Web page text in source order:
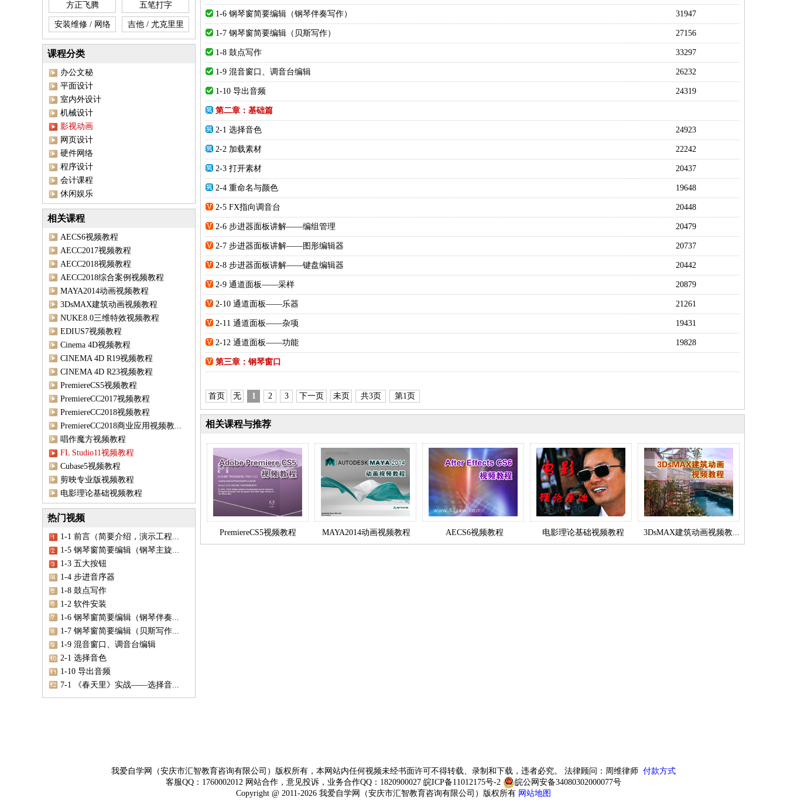
方正飞腾 五笔打字
安装维修 / 网络 吉他 / 尤克里里
课程分类
办公文秘
平面设计
室内外设计
机械设计
影视动画
网页设计
硬件网络
程序设计
会计课程
休闲娱乐
相关课程
AECS6视频教程
AECC2017视频教程
AECC2018视频教程
AECC2018综合案例视频教程
MAYA2014动画视频教程
3DsMAX建筑动画视频教程
NUKE8.0三维特效视频教程
EDIUS7视频教程
Cinema 4D视频教程
CINEMA 4D R19视频教程
CINEMA 4D R23视频教程
PremiereCS5视频教程
PremiereCC2017视频教程
PremiereCC2018视频教程
PremiereCC2018商业应用视频教...
唱作魔方视频教程
FL Studio11视频教程
Cubase5视频教程
剪映专业版视频教程
电影理论基础视频教程
热门视频
1-1 前言（简要介绍，演示工程...
1-5 钢琴窗简要编辑（钢琴主旋...
1-3 五大按钮
1-4 步进音序器
1-8 鼓点写作
1-2 软件安装
1-6 钢琴窗简要编辑（钢琴伴奏...
1-7 钢琴窗简要编辑（贝斯写作...
1-9 混音窗口、调音台编辑
2-1 选择音色
1-10 导出音频
7-1 《春天里》实战——选择音...
1-6 钢琴窗简要编辑（钢琴伴奏写作） 31947
1-7 钢琴窗简要编辑（贝斯写作） 27156
1-8 鼓点写作 33297
1-9 混音窗口、调音台编辑 26232
1-10 导出音频 24319
第二章：基础篇
2-1 选择音色 24923
2-2 加载素材 22242
2-3 打开素材 20437
2-4 重命名与颜色 19648
2-5 FX指向调音台 20448
2-6 步进器面板讲解——编组管理 20479
2-7 步进器面板讲解——图形编辑器 20737
2-8 步进器面板讲解——键盘编辑器 20442
2-9 通道面板——采样 20879
2-10 通道面板——乐器 21261
2-11 通道面板——杂项 19431
2-12 通道面板——功能 19828
第三章：钢琴窗口
首页 无 1 2 3 下一页 未页 共3页 第1页
相关课程与推荐
PremiereCS5视频教程 MAYA2014动画视频教程 AECS6视频教程 电影理论基础视频教程 3DsMAX建筑动画视频教...
我爱自学网（安庆市汇智教育咨询有限公司）版权所有，本网站内任何视频未经书面许可不得转载、录制和下载，违者必究。 法律顾问：周维律师 付款方式
客服QQ：1760002012 网站合作，意见投诉，业务合作QQ：1820900027 皖ICP备11012175号-2
皖公网安备34080302000077号
Copyright @ 2011-2026 我爱自学网（安庆市汇智教育咨询有限公司）版权所有 网站地图